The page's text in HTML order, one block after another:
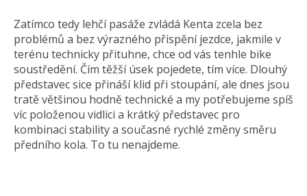
Zatímco tedy lehčí pasáže zvládá Kenta zcela bez
problémů a bez výrazného přispění jezdce, jakmile v
terénu technicky přituhne, chce od vás tenhle bike
soustředění. Čím těžší úsek pojedete, tím více. Dlouhý
představec sice přináší klid při stoupání, ale dnes jsou
tratě většinou hodně technické a my potřebujeme spíš
víc položenou vidlici a krátký představec pro
kombinaci stability a současné rychlé změny směru
předního kola. To tu nenajdeme.